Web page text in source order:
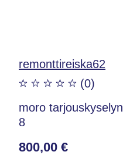
remonttireiska62
(0)
moro
8
800,00 €